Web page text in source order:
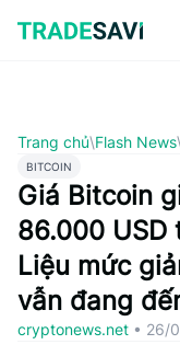
qua
nội
Trang chủ\Flash News\
BITCOIN
Giá Bitcoin
86.000
Liệu mức
vẫn đang
cryptonews.net • 26/